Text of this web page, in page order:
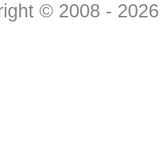
© 2008 -